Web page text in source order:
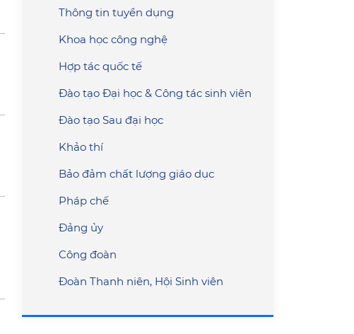
Thông tin tuyển dụng
Khoa học công nghệ
Hợp tác quốc tế
Đào tạo Đại học & Công tác sinh viên
Đào tạo Sau đại học
Khảo thí
Bảo đảm chất lượng giáo dục
Pháp chế
Đảng ủy
Công đoàn
Đoàn Thanh niên, Hội Sinh viên